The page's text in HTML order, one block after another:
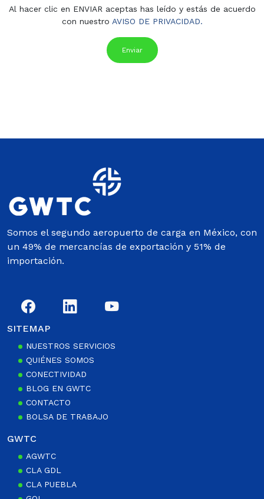
Al hacer clic en ENVIAR aceptas has leído y estás de acuerdo
con nuestro AVISO DE PRIVACIDAD.
Somos el segundo aeropuerto de carga en México, con
un 49% de mercancías de exportación y 51% de
importación.
SITEMAP
NUESTROS SERVICIOS
QUIÉNES SOMOS
CONECTIVIDAD
BLOG EN GWTC
CONTACTO
BOLSA DE TRABAJO
GWTC
AGWTC
CLA GDL
CLA PUEBLA